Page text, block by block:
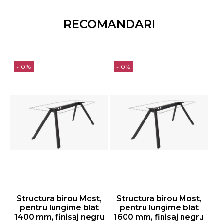
RECOMANDARI
-10%
Structura birou Most,
pentru lungime blat
1400 mm, finisaj negru
-10%
Structura birou Most,
pentru lungime blat
1600 mm, finisaj negru